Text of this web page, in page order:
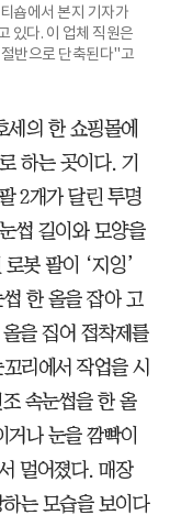
숍에서 본지 기자가
있다. 이 업체 직원은
반으로 단축된다"고
의 한 쇼핑몰에
하는 곳이다. 기
2개가 달린 투명
썹 길이와 모양을
봇 팔이 ‘지잉’
한 올을 잡아 고
을 집어 접착제를
리에서 작업을 시
속눈썹을 한 올
나 눈을 깜빡이
멀어졌다. 매장
는 모습을 보이다